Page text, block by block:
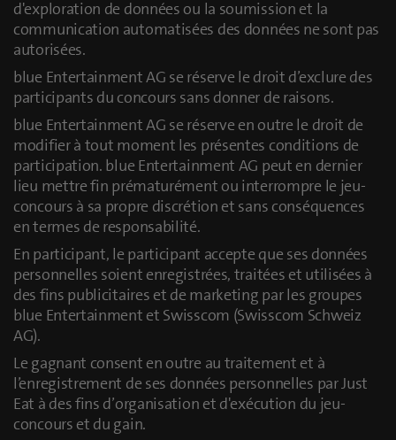
d'exploration de données ou la soumission et la
communication automatisées des données ne sont pas
autorisées.
blue Entertainment AG se réserve le droit d’exclure des
participants du concours sans donner de raisons.
blue Entertainment AG se réserve en outre le droit de
modifier à tout moment les présentes conditions de
participation. blue Entertainment AG peut en dernier
lieu mettre fin prématurément ou interrompre le jeu-
concours à sa propre discrétion et sans conséquences
en termes de responsabilité.
En participant, le participant accepte que ses données
personnelles soient enregistrées, traitées et utilisées à
des fins publicitaires et de marketing par les groupes
blue Entertainment et Swisscom (Swisscom Schweiz
AG).
Le gagnant consent en outre au traitement et à
l’enregistrement de ses données personnelles par Just
Eat à des fins d’organisation et d'exécution du jeu-
concours et du gain.